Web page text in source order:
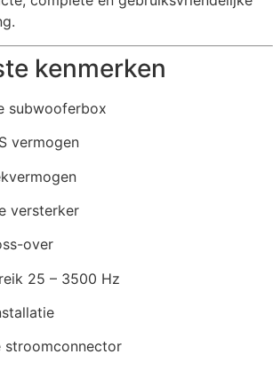
kenmerken
subwooferbox
vermogen
versterker
over
25 – 3500 Hz
stroomconnector